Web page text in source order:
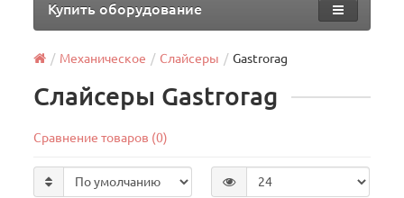
Купить оборудование
Механическое Слайсеры Gastrorag
Слайсеры Gastrorag
Сравнение товаров (0)